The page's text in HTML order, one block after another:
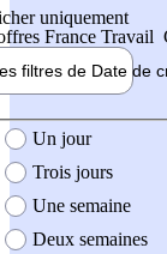
uniquement
France Travail
filtres de Date de
création de l'offre
Un jour
Trois jours
Une semaine
Deux semaines